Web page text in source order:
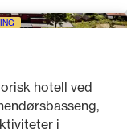
hotell ved
i